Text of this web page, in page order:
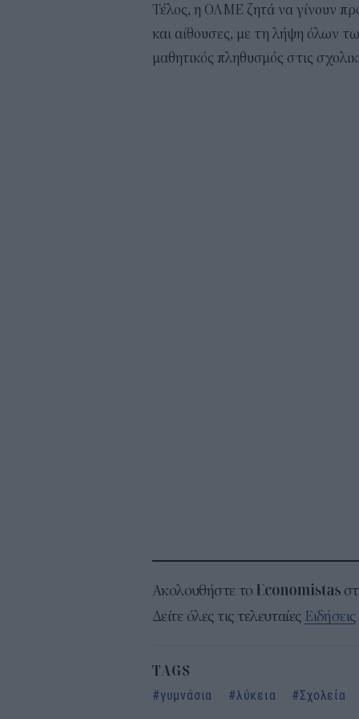
Τέλος, η ΟΛΜΕ ζητά να γίνουν
και αίθουσες, με τη λήψη όλων
μαθητικός πληθυσμός στις
Ακολουθήστε το
Δείτε όλες τις τελευταίες Ειδήσεις
TAGS
γυμνάσια
λύκεια Σχολεία